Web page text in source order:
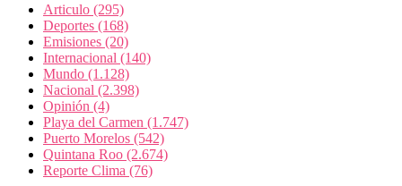
Articulo (295)
Deportes (168)
Emisiones (20)
Internacional (140)
Mundo (1.128)
Nacional (2.398)
Opinión (4)
Playa del Carmen (1.747)
Puerto Morelos (542)
Quintana Roo (2.674)
Reporte Clima (76)